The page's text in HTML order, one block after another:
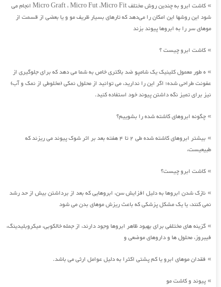
»
کاشت ابرو به چندین روش مختلف Micro Graft ، Micro Fut ،Micro Fit انجام می
شود این روشها این امکان را می‌دهد که تارهای بسیار ظریف مو و یا بعضی از قسمت از
موهای سر را به ابروها پیوند بزند
» کاشت ابرو چیست ؟
» ه طور معمول کلینیک یک شامپو ضد باکتری خاص به شما می دهد که برای جلوگیری از
عفونت طراحی شده؛ اگر این را ندارید، می توانید از محلول نمکی (مخلوطی از نمک و آب)
نیز برای تمیز نگه داشتن پیوند خود استفاده کنید.
» چگونه ابروهای کاشته شده را بشوییم؟
»
بیشتر ابروهای کاشته شده طی 2 تا 4 هفته بعد بر اثر شوک پیوند می ریزند که
طبیعیست،
» کاشت ابرو چیست؟
» نازک شدن ابروها به دلیل افزایش سن، ابروهایی که بعد از برداشتن بیش از حد رشد
نمی کنند، یا یک مشکل پزشکی که باعث ریزش موهای بدن می شود
» گزینه های مختلفی برای بهبود ظاهر ابروها وجود دارند، از جمله خالکوبی، میکروبلیدینگ،
فیبروز، محلول ها و داروهای موضعی و
» فقدان موهای ابرو یا کم پشتی اکثرا به دلیل عوامل ارثی می باشد.
» پیوند و کاشت مو